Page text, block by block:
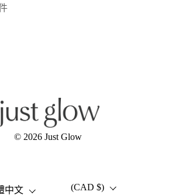
© 2026 Just Glow
中文 國家/地區
(CAD $)